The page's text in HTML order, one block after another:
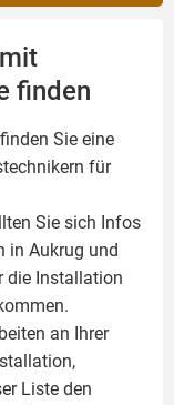
finden
Sie eine
für
Sie sich Infos
in Aukrug und
die Installation
an Ihrer
Liste den